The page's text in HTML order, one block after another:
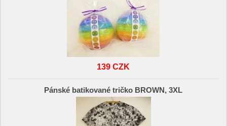
139 CZK
Pánské batikované tričko BROWN, 3XL